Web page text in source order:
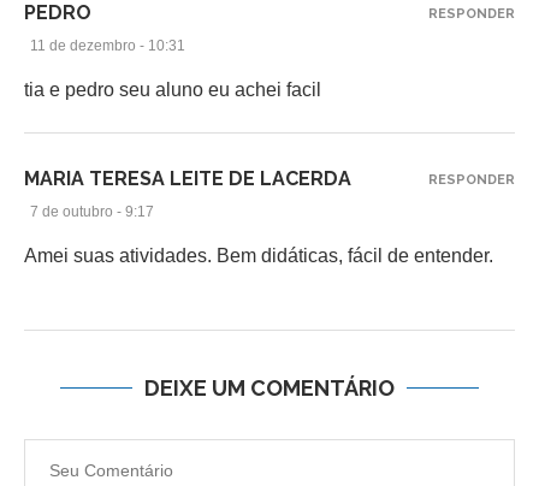
PEDRO
11 de dezembro - 10:31
tia e pedro seu aluno eu achei facil
RESPONDER
MARIA TERESA LEITE DE LACERDA
7 de outubro - 9:17
Amei suas atividades. Bem didáticas, fácil de entender.
RESPONDER
DEIXE UM COMENTÁRIO